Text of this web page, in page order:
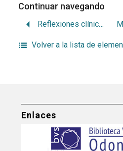
Continuar navegando
Reflexiones clínicas en el problema de la calcificación dentaria
Volver a la lista de
Enlaces